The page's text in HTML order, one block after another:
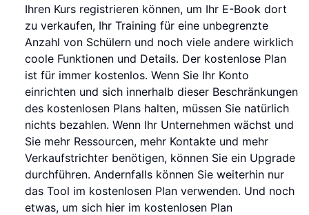
Ihren Kurs registrieren können, um Ihr E-Book dort
zu verkaufen, Ihr Training für eine unbegrenzte
Anzahl von Schülern und noch viele andere wirklich
coole Funktionen und Details. Der kostenlose Plan
ist für immer kostenlos. Wenn Sie Ihr Konto
einrichten und sich innerhalb dieser Beschränkungen
des kostenlosen Plans halten, müssen Sie natürlich
nichts bezahlen. Wenn Ihr Unternehmen wächst und
Sie mehr Ressourcen, mehr Kontakte und mehr
Verkaufstrichter benötigen, können Sie ein Upgrade
durchführen. Andernfalls können Sie weiterhin nur
das Tool im kostenlosen Plan verwenden. Und noch
etwas, um sich hier im kostenlosen Plan